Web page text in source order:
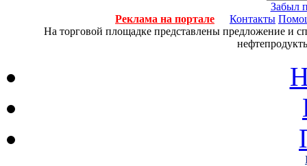
Забыл
Реклама на портале
Контакты
На торговой площадке представлены предложение и